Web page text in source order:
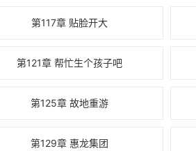
第117章 贴脸开大
第121章 帮忙生个孩子吧
第125章 故地重游
第129章 惠龙集团